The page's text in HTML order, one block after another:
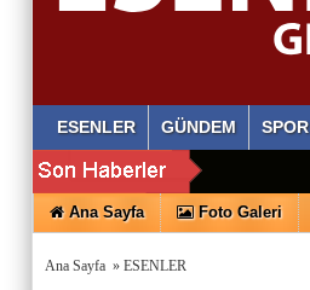
ESENLER GÜNDEM SPOR
Ana Sayfa Foto Galeri
Ana Sayfa » ESENLER